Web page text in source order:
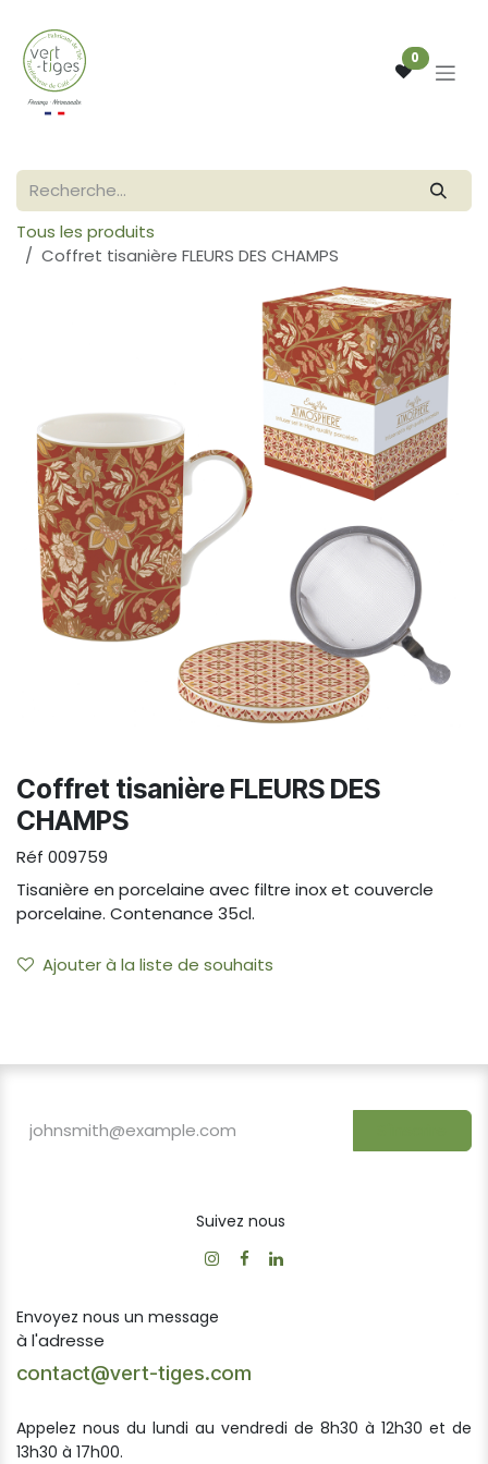
0
Tous les produits
Coffret tisanière FLEURS DES CHAMPS
Coffret tisanière FLEURS DES
CHAMPS
Réf 009759
Tisanière en porcelaine avec filtre inox et couvercle
porcelaine. Contenance 35cl.
Ajouter à la liste de souhaits
Suivez nous
Envoyez nous un message
à l'adresse
contact@vert-tiges.com
Appelez nous du lundi au vendredi de 8h30 à 12h30 et de
13h30 à 17h00.